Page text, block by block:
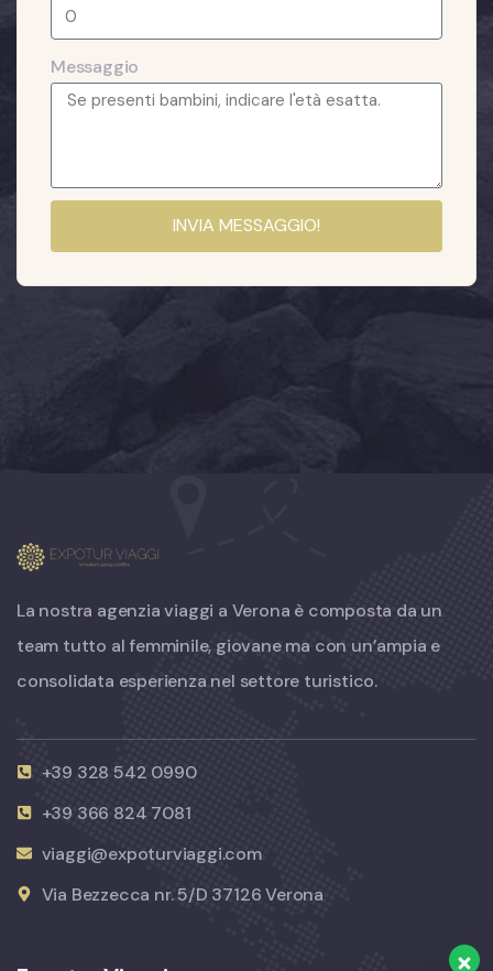
Messaggio
INVIA MESSAGGIO!
La nostra agenzia viaggi a Verona è composta da un
team tutto al femminile, giovane ma con un’ampia e
consolidata esperienza nel settore turistico.
+39 328 542 0990
+39 366 824 7081
viaggi@expoturviaggi.com
Via Bezzecca nr. 5/D 37126 Verona